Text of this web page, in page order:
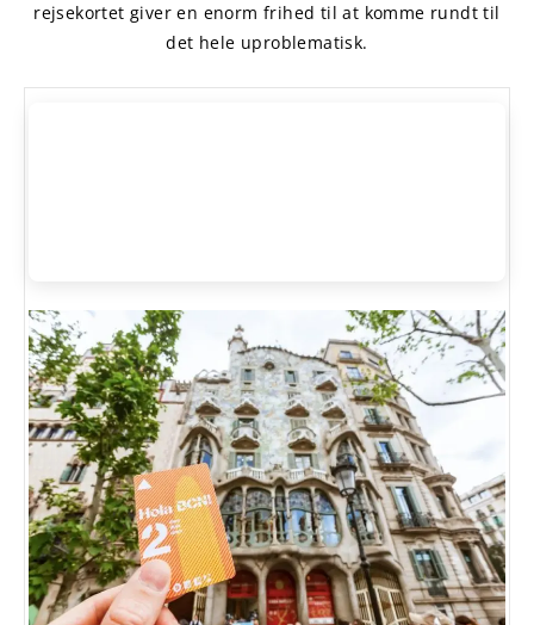
rejsekortet giver en enorm frihed til at komme rundt til
det hele uproblematisk.